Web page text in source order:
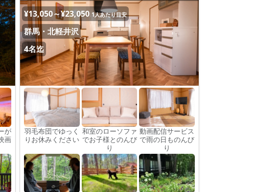
が
画
¥13,050～¥23,050 1人あたり目安
群馬・北軽井沢
4名迄
羽毛布団でゆっく
りお休みください
和室のローソファ
でお子様とのんび
り
動画配信サービス
で雨の日ものんび
り